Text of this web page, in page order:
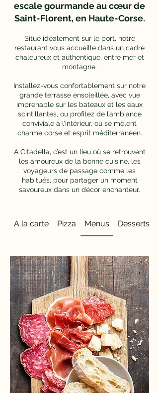
escale gourmande au cœur de
Saint-Florent, en Haute-Corse.
Situé idéalement sur le port, notre
restaurant vous accueille dans un cadre
chaleureux et authentique, entre mer et
montagne.
Installez-vous confortablement sur notre
grande terrasse ensoleillée, avec vue
imprenable sur les bateaux et les eaux
scintillantes, ou profitez de l’ambiance
conviviale à l’intérieur, où se mêlent
charme corse et esprit méditerranéen.
A Citadella, c’est un lieu où se retrouvent
les amoureux de la bonne cuisine, les
voyageurs de passage comme les
habitués, pour partager un moment
savoureux dans un décor enchanteur.
A la carte Pizza Menus Desserts &